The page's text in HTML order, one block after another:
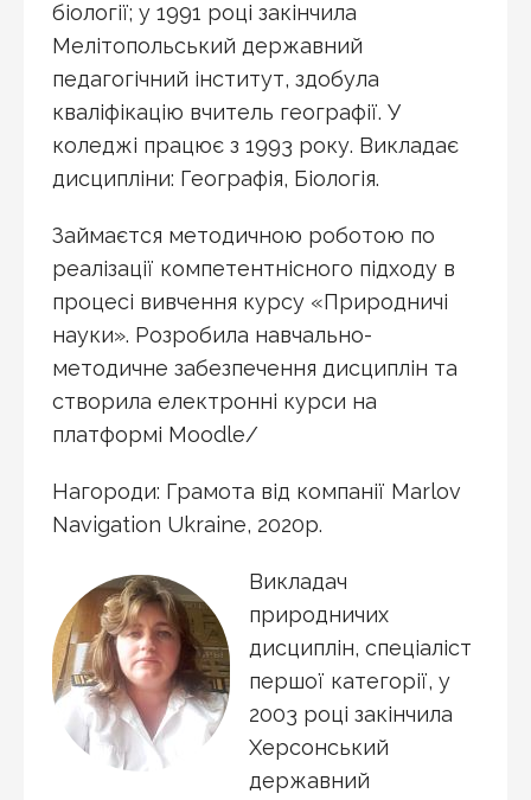
біології; у 1991 році закінчила
Мелітопольський державний
педагогічний інститут, здобула
кваліфікацію вчитель географії. У
коледжі працює з 1993 року. Викладає
дисципліни: Географія, Біологія.
Займаєтся методичною роботою по
реалізації компетентнісного підходу в
процесі вивчення курсу «Природничі
науки». Розробила навчально-
методичне забезпечення дисциплін та
створила електронні курси на
платформі Moodle/
Нагороди: Грамота від компанії Marlov
Navigation Ukraine, 2020р.
Викладач
природничих
дисциплін, спеціаліст
першої категорії, у
2003 році закінчила
Херсонський
державний